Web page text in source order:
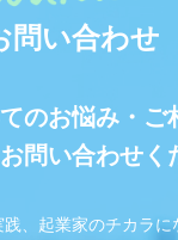
問い合わせ
のお悩み・ご
問い合わせく
、起業家のチカラに